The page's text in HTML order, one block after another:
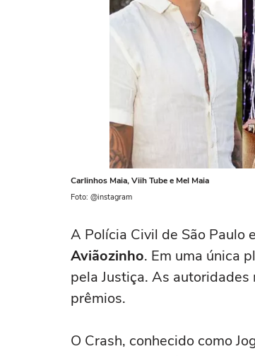
Carlinhos Maia, Viih Tube e Mel Maia
Foto: @instagram
A Polícia Civil de São Paulo
Aviãozinho. Em uma única
pela Justiça. As
prêmios.
O Crash, conhecido como